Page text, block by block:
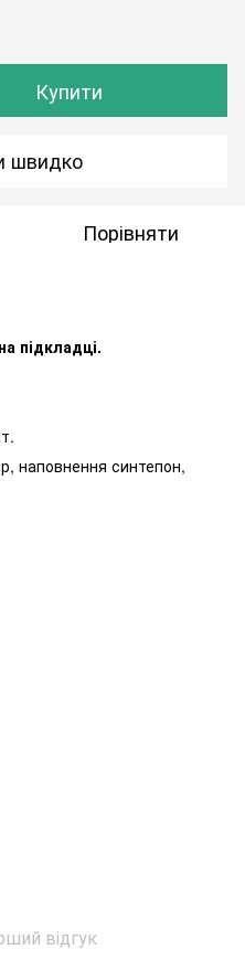
Купити
швидко
Порівняти
підкладці.
наповнення синтепон,
відгук